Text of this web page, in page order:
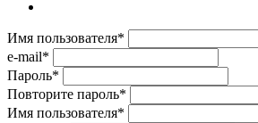
Имя пользователя*
e-mail*
Пароль*
Повторите пароль*
Имя пользователя*